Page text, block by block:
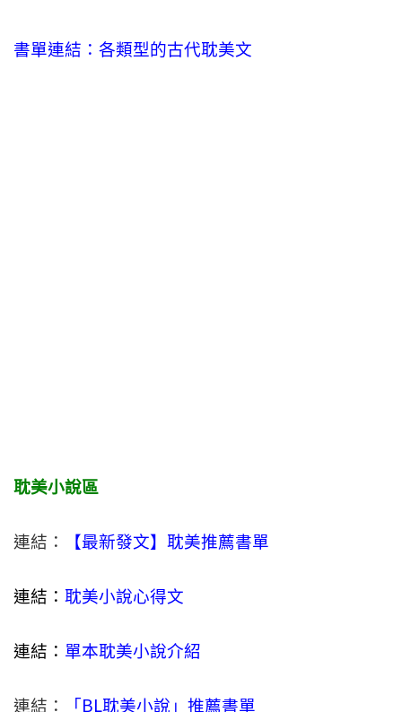
書單連結：各類型的古代耽美文
耽美小說區
連結： 【最新發文】耽美推薦書單
連結： 耽美小說心得文
連結： 單本耽美小說介紹
連結： 「BL耽美小說」推薦書單